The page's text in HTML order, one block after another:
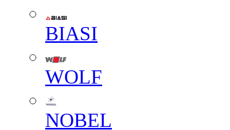
BIASI
WOLF
NOBEL